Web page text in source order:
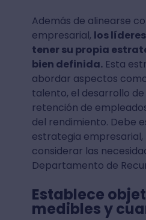
Además de alinearse
empresarial, los líderes
tener su propia
bien definida.Esta
abordar aspectos
talento, el desarrollo de
retención de
del rendimiento. Debe
estrategia
considerar las
Departamento de
Establece
medibles y